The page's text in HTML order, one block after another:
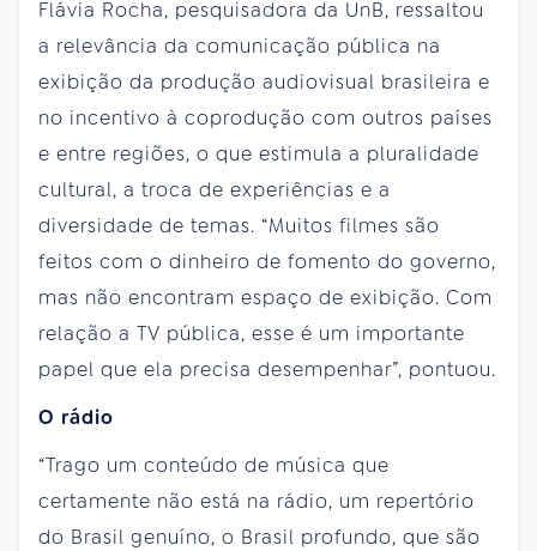
Flávia Rocha, pesquisadora da UnB, ressaltou
a relevância da comunicação pública na
exibição da produção audiovisual brasileira e
no incentivo à coprodução com outros países
e entre regiões, o que estimula a pluralidade
cultural, a troca de experiências e a
diversidade de temas. “Muitos filmes são
feitos com o dinheiro de fomento do governo,
mas não encontram espaço de exibição. Com
relação a TV pública, esse é um importante
papel que ela precisa desempenhar”, pontuou.
O rádio
“Trago um conteúdo de música que
certamente não está na rádio, um repertório
do Brasil genuíno, o Brasil profundo, que são